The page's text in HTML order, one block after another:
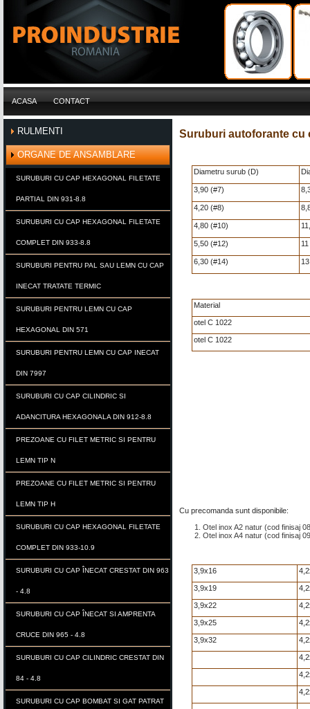
ACASA CONTACT
RULMENTI
ORGANE DE ANSAMBLARE
SURUBURI CU CAP HEXAGONAL FILETATE
PARTIAL DIN 931-8.8
SURUBURI CU CAP HEXAGONAL FILETATE
COMPLET DIN 933-8.8
SURUBURI PENTRU PAL SAU LEMN CU CAP
INECAT TRATATE TERMIC
SURUBURI PENTRU LEMN CU CAP
HEXAGONAL DIN 571
SURUBURI PENTRU LEMN CU CAP INECAT
DIN 7997
SURUBURI CU CAP CILINDRIC SI
ADANCITURA HEXAGONALA DIN 912-8.8
PREZOANE CU FILET METRIC SI PENTRU
LEMN TIP N
PREZOANE CU FILET METRIC SI PENTRU
LEMN TIP H
SURUBURI CU CAP HEXAGONAL FILETATE
COMPLET DIN 933-10.9
SURUBURI CU CAP ÎNECAT CRESTAT DIN 963
- 4.8
SURUBURI CU CAP ÎNECAT SI AMPRENTA
CRUCE DIN 965 - 4.8
SURUBURI CU CAP CILINDRIC CRESTAT DIN
84 - 4.8
SURUBURI CU CAP BOMBAT SI GAT PATRAT
Suruburi autoforante cu
Diametru surub (D)
3,90 (#7)
4,20 (#8)
4,80 (#10)
5,50 (#12) 11
6,30 (#14)
Material
otel C 1022
otel C 1022
Cu precomanda sunt disponibile:
Otel inox A2 natur (cod finisaj
Otel inox A4 natur (cod finisaj
3,9x16
3,9x19
3,9x22
3,9x25
3,9x32